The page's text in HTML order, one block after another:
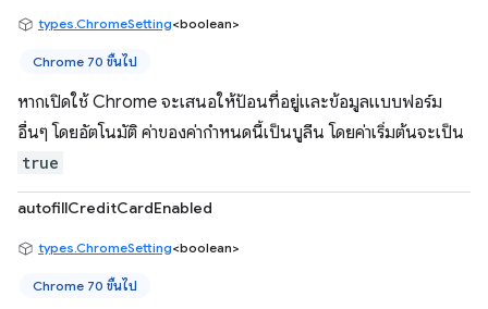
types.ChromeSetting<boolean>
Chrome 70 ขึ้นไป
หากเปิดใช้ Chrome จะเสนอให้ป้อนที่อยู่และข้อมูลแบบฟอร์ม
อื่นๆ โดยอัตโนมัติ ค่าของค่ากำหนดนี้เป็นบูลีน โดยค่าเริ่มต้นจะเป็น
true
autofillCreditCardEnabled
types.ChromeSetting<boolean>
Chrome 70 ขึ้นไป